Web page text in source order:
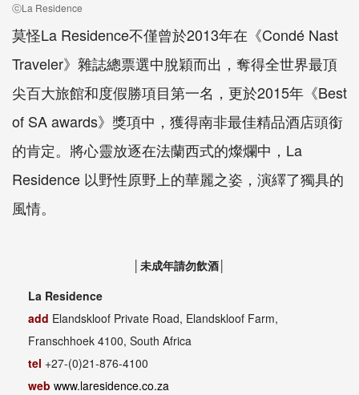
ⓒLa Residence
莫怪La Residence不僅曾於2013年在《Condé Nast
Traveler》雜誌總票選中脫穎而出，奪得全世界最頂
尖百大旅館和度假勝項目第一名，更於2015年《Best
of SA awards》獎項中，獲得南非最佳精品酒店頭銜
的肯定。將心靈放逐在法蘭西式的燦爛中，La
Residence 以野性原野上的華麗之姿，演繹了獨具的
風情。
│未成年請勿飲酒│
La Residence
add Elandskloof Private Road, Elandskloof Farm,
Franschhoek 4100, South Africa
tel +27-(0)21-876-4100
web www.laresidence.co.za